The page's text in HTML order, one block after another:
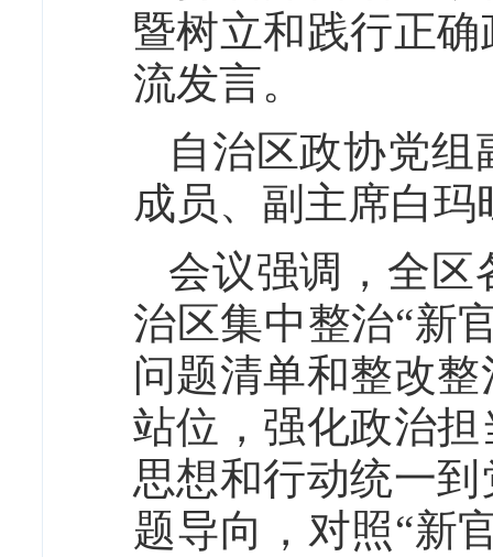
暨树立和践行正
流发言。
自治区政协党
成员、副主席白
会议强调，全区
治区集中整治“新
问题清单和整改
站位，强化政治
思想和行动统一
题导向，对照“新